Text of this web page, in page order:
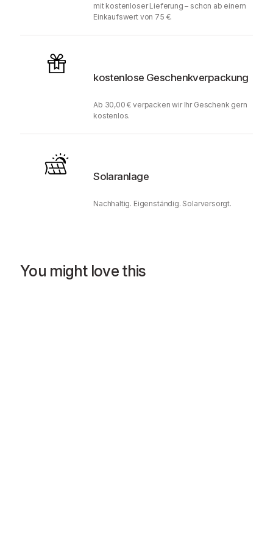
mit kostenloser Lieferung – schon ab einem
Einkaufswert von 75 €.
kostenlose Geschenkverpackung
Ab 30,00 € verpacken wir Ihr Geschenk gern
kostenlos.
Solaranlage
Nachhaltig. Eigenständig. Solarversorgt.
You might love this